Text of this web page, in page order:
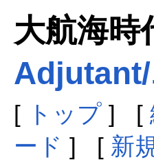
大航海
[ トップ] [
ード ] [ 新